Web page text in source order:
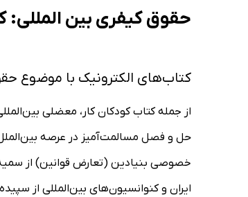
حقوق کیفری بین
کتاب‌های الکترونیک با موضوع
از جمله کتاب کودکان کار، معضلی
حل و فصل مسالمت‌آمیز در عرصه بین‌الملل)
خصوصی بنیادین (تعارض قوانین) از
ایران و کنوانسیون‌های بین‌المللی از